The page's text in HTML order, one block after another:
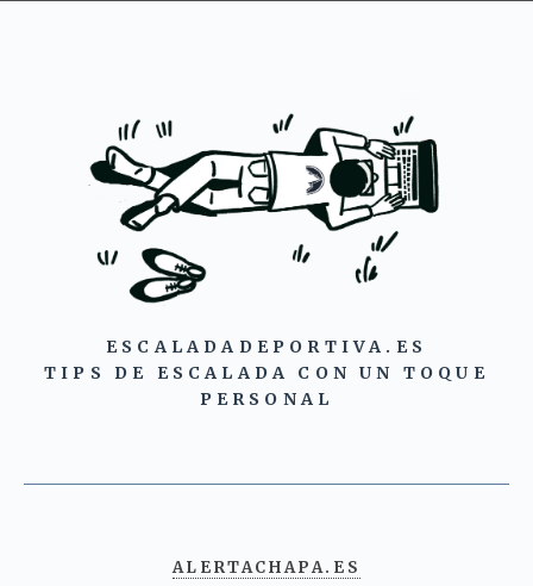
ESCALADADEPORTIVA.ES
TIPS DE ESCALADA CON UN TOQUE
PERSONAL
ALERTACHAPA.ES